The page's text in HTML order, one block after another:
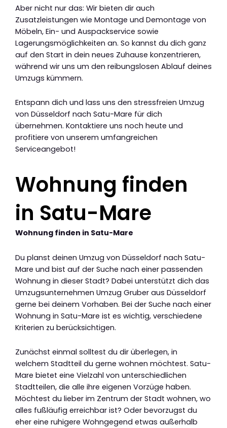
Aber nicht nur das: Wir bieten dir auch
Zusatzleistungen wie Montage und Demontage von
Möbeln, Ein- und Auspackservice sowie
Lagerungsmöglichkeiten an. So kannst du dich ganz
auf den Start in dein neues Zuhause konzentrieren,
während wir uns um den reibungslosen Ablauf deines
Umzugs kümmern.
Entspann dich und lass uns den stressfreien Umzug
von Düsseldorf nach Satu-Mare für dich
übernehmen. Kontaktiere uns noch heute und
profitiere von unserem umfangreichen
Serviceangebot!
Wohnung finden
in Satu-Mare
Wohnung finden in Satu-Mare
Du planst deinen Umzug von Düsseldorf nach Satu-
Mare und bist auf der Suche nach einer passenden
Wohnung in dieser Stadt? Dabei unterstützt dich das
Umzugsunternehmen Umzug Gruber aus Düsseldorf
gerne bei deinem Vorhaben. Bei der Suche nach einer
Wohnung in Satu-Mare ist es wichtig, verschiedene
Kriterien zu berücksichtigen.
Zunächst einmal solltest du dir überlegen, in
welchem Stadtteil du gerne wohnen möchtest. Satu-
Mare bietet eine Vielzahl von unterschiedlichen
Stadtteilen, die alle ihre eigenen Vorzüge haben.
Möchtest du lieber im Zentrum der Stadt wohnen, wo
alles fußläufig erreichbar ist? Oder bevorzugst du
eher eine ruhigere Wohngegend etwas außerhalb